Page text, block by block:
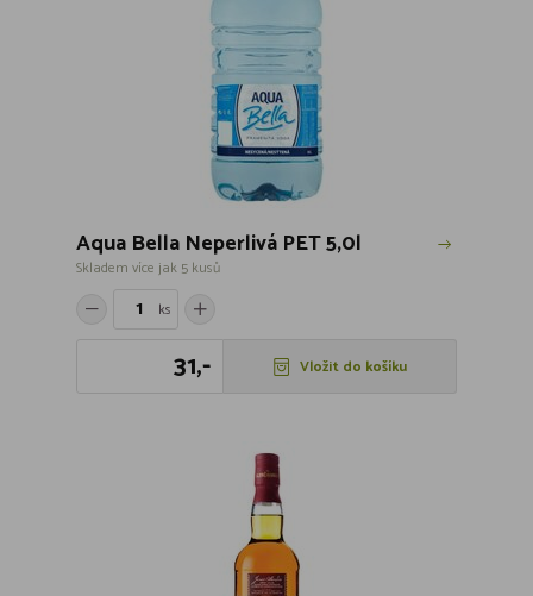
Aqua Bella Neperlivá PET 5,0l
Skladem více jak 5 kusů
ks
31,- Vložit do košíku